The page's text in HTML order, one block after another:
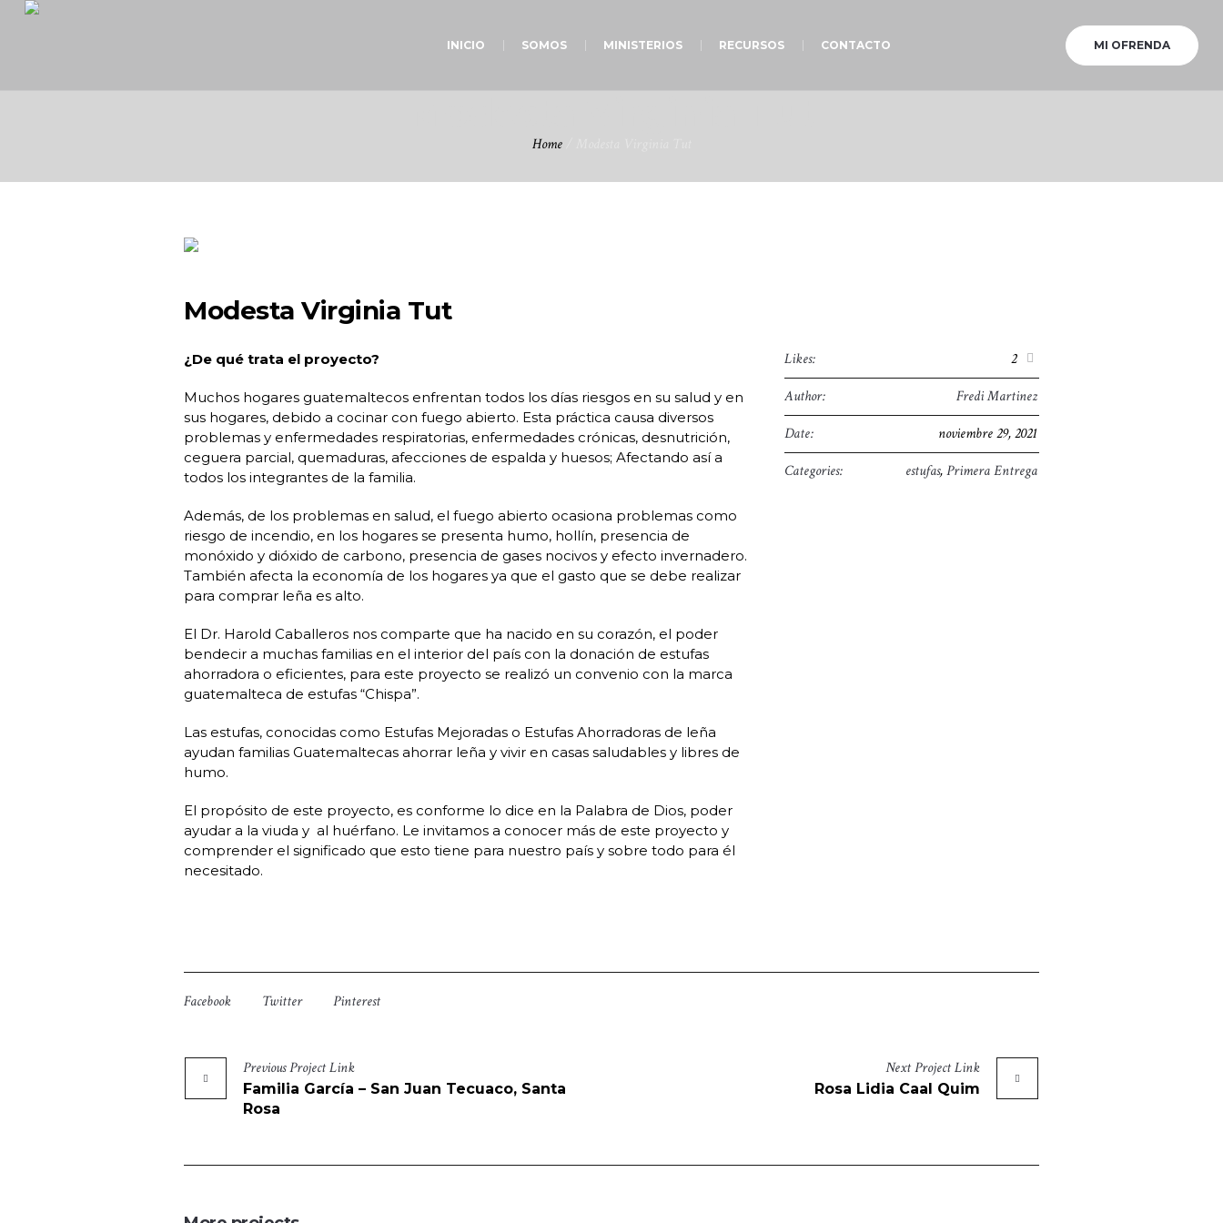
MI OFRENDA
INICIO SOMOS MINISTERIOS RECURSOS CONTACTO
Home
Modesta Virginia Tut
¿De qué trata el proyecto?
Muchos hogares guatemaltecos enfrentan todos los días riesgos en su salud y en
sus hogares, debido a cocinar con fuego abierto. Esta práctica causa diversos
problemas y enfermedades respiratorias, enfermedades crónicas, desnutrición,
ceguera parcial, quemaduras, afecciones de espalda y huesos; Afectando así a
todos los integrantes de la familia.
Además, de los problemas en salud, el fuego abierto ocasiona problemas como
riesgo de incendio, en los hogares se presenta humo, hollín, presencia de
monóxido y dióxido de carbono, presencia de gases nocivos y efecto invernadero.
También afecta la economía de los hogares ya que el gasto que se debe realizar
para comprar leña es alto.
El Dr. Harold Caballeros nos comparte que ha nacido en su corazón, el poder
bendecir a muchas familias en el interior del país con la donación de estufas
ahorradora o eficientes, para este proyecto se realizó un convenio con la marca
guatemalteca de estufas “Chispa”.
Las estufas, conocidas como Estufas Mejoradas o Estufas Ahorradoras de leña
ayudan familias Guatemaltecas ahorrar leña y vivir en casas saludables y libres de
humo.
El propósito de este proyecto, es conforme lo dice en la Palabra de Dios, poder
ayudar a la viuda y al huérfano. Le invitamos a conocer más de este proyecto y
comprender el significado que esto tiene para nuestro país y sobre todo para él
necesitado.
Likes:
2
Author:
Fredi Martinez
Date:
noviembre 29, 2021
Categories:
estufas,Primera Entrega
Facebook Twitter Pinterest
PreviousProjectLink
Familia García – San Juan Tecuaco, Santa
Rosa
NextProjectLink
Rosa Lidia Caal Quim